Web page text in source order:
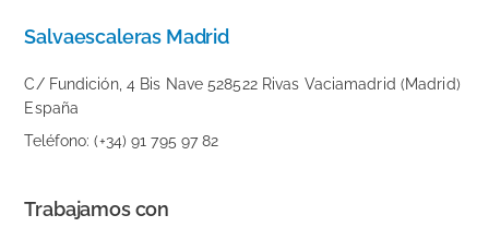
Salvaescaleras Madrid
C/ Fundición, 4 Bis Nave 528522 Rivas Vaciamadrid (Madrid)
España
Teléfono: (+34) 91 795 97 82
Trabajamos con